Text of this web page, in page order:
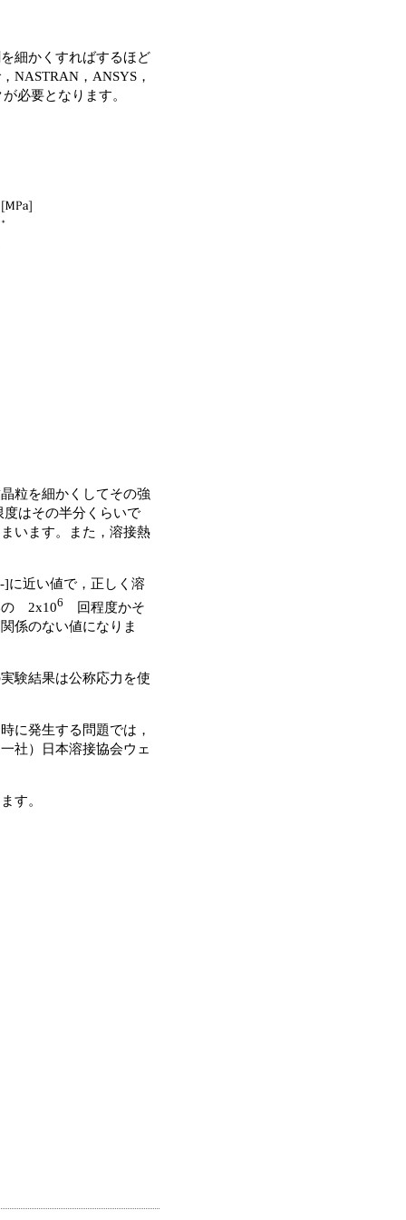
細かくすればするほど
NASTRAN，ANSYS，
必要となります。
粒を細かくしてその強
度はその半分くらいで
います。また，溶接熱
に近い値で，正しく溶
の 2x106
回程度かそ
係のない値になりま
験結果は公称応力を使
に発生する問題では，
一社）日本溶接協会ウェ
す。